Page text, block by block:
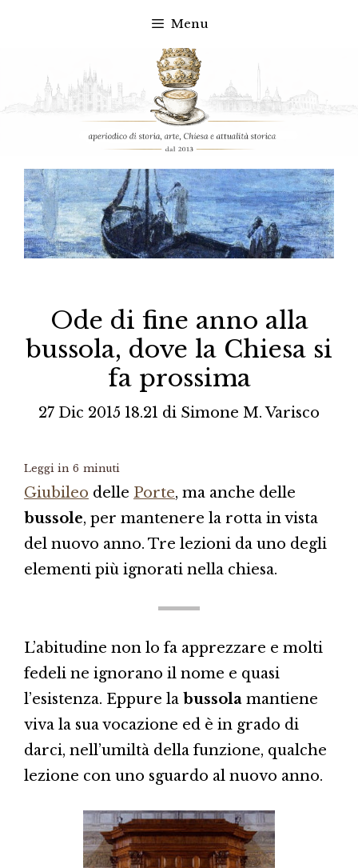
contenuto
Menu
Ode di fine anno alla
bussola, dove la Chiesa si
fa prossima
27 Dic 2015 18.21 di Simone M. Varisco
Leggi in 6 minuti
Giubileo delle Porte, ma anche delle
bussole, per mantenere la rotta in vista
del nuovo anno. Tre lezioni da uno degli
elementi più ignorati nella chiesa.
L’abitudine non lo fa apprezzare e molti
fedeli ne ignorano il nome e quasi
l’esistenza. Eppure la bussola mantiene
viva la sua vocazione ed è in grado di
darci, nell’umiltà della funzione, qualche
lezione con uno sguardo al nuovo anno.